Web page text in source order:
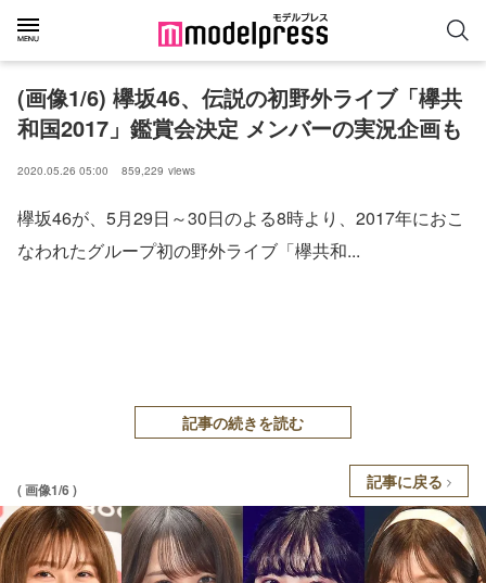
(画像1/6) 欅坂46、伝説の初野外ライブ「欅共
和国2017」鑑賞会決定 メンバーの実況企画も
2020.05.26 05:00 859,229 views
欅坂46が、5月29日～30日のよる8時より、2017年におこ
なわれたグループ初の野外ライブ「欅共和...
記事の続きを読む
( 画像1/6 ) 記事に戻る